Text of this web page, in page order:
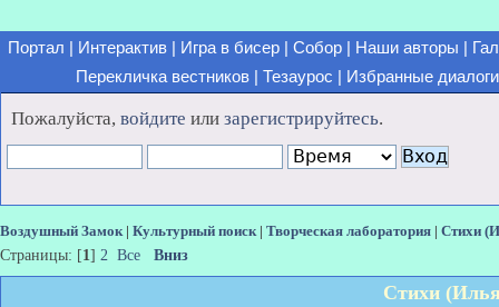
Портал Интерактив| Игра в бисер| Собор| Наши авторы
Перекличка вестников
Тезаурос Избранные диалоги
Пожалуйста, войдите или зарегистрируйтесь.
Воздушный Замок| Культурный поиск| Творческая лаборатория Cтихи
Страницы: [1] 2 Все Вниз
Cтихи